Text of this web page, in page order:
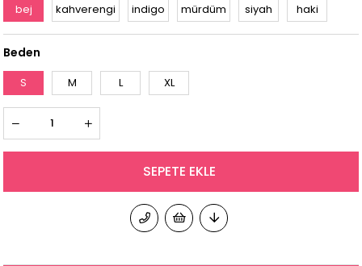
bej kahverengi indigo mürdüm siyah haki
Beden
S M L XL